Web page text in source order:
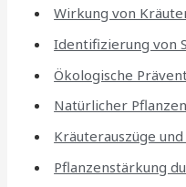
Wirkung von
Identifizierung von
Ökologische
Natürlicher
Kräuterauszüge und
Pflanzenstärkung